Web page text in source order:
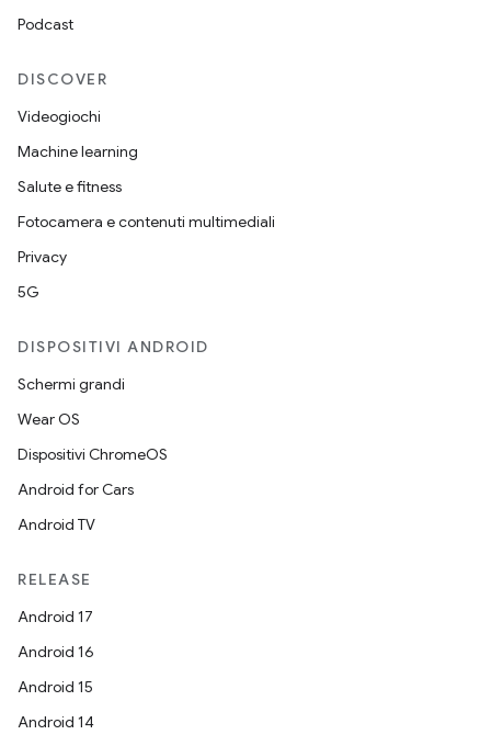
Podcast
DISCOVER
Videogiochi
Machine learning
Salute e fitness
Fotocamera e contenuti multimediali
Privacy
5G
DISPOSITIVI ANDROID
Schermi grandi
Wear OS
Dispositivi ChromeOS
Android for Cars
Android TV
RELEASE
Android 17
Android 16
Android 15
Android 14